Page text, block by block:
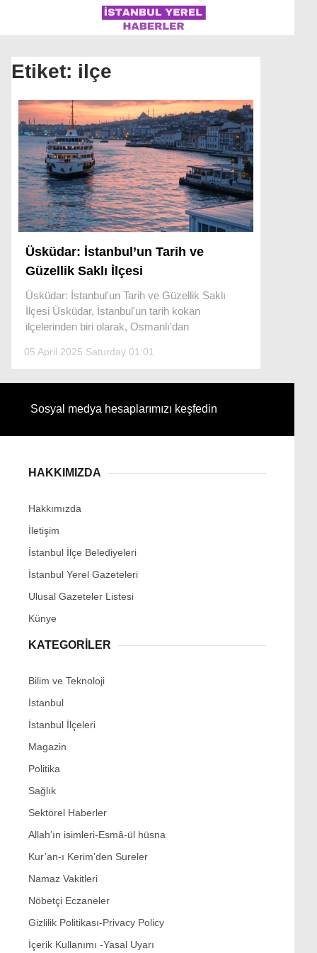
WhatsApp İhbar Hattı
Facebook
İSTANBUL
ÜLKE GÜNDEMI
MAGAZIN
POLITIKA
SAĞLIK
SOSYAL MEDYA
SPOR
DÜNYA
Etiket: ilçe
Üsküdar: İstanbul’un Tarih ve
Güzellik Saklı İlçesi
Üsküdar: İstanbul'un Tarih ve Güzellik Saklı
İlçesi Üsküdar, İstanbul'un tarih kokan
ilçelerinden biri olarak, Osmanlı'dan
05 April 2025 Saturday 01:01
Sosyal medya hesaplarımızı keşfedin
HAKKIMIZDA
Hakkımızda
İletişim
İstanbul İlçe Belediyeleri
İstanbul Yerel Gazeteleri
Ulusal Gazeteler Listesi
Künye
KATEGORİLER
Bilim ve Teknoloji
İstanbul
İstanbul İlçeleri
Magazin
Politika
Sağlık
Sektörel Haberler
Allah’ın isimleri-Esmâ-ül hüsna
Kur’an-ı Kerim’den Sureler
Namaz Vakitleri
Nöbetçi Eczaneler
Gizlilik Politikası-Privacy Policy
İçerik Kullanımı -Yasal Uyarı